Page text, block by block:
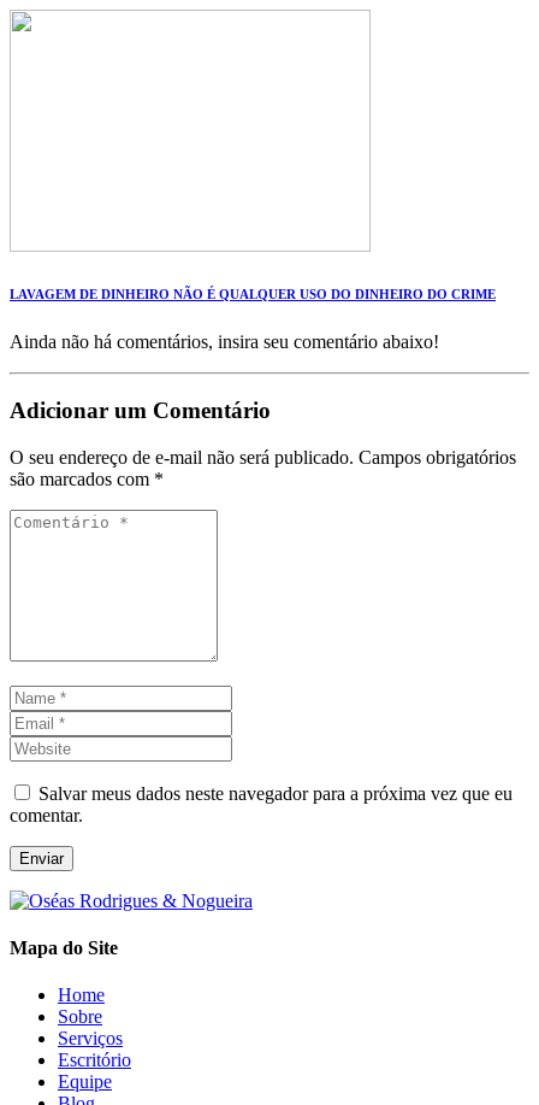
LAVAGEM DE DINHEIRO NÃO É QUALQUER USO DO DINHEIRO DO CRIME
Ainda não há comentários, insira seu comentário abaixo!
Adicionar um Comentário
O seu endereço de e-mail não será publicado. Campos obrigatórios
são marcados com *
Comentário
Name
*Email
*Website
Salvar meus dados neste navegador para a próxima vez que eu
comentar.
Enviar
Mapa do Site
Home
Sobre
Serviços
Escritório
Equipe